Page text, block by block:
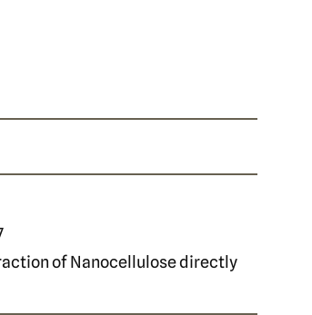
of Nanocellulose directly